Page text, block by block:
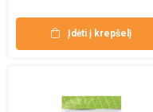
Įdėti į krepšelį